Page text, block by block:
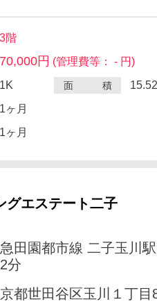
3階
70,000円 (管理費等： - 円)
1K 面 積
1ヶ月
1ヶ月
グエステート二子
田園都市線 二子玉川
分
都世田谷区玉川１丁目